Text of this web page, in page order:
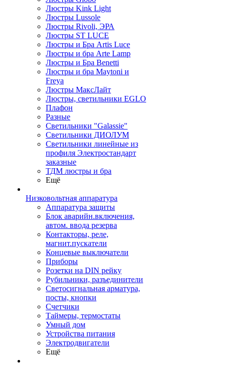
Люстры Kink Light
Люстры Lussole
Люстры Rivoli, ЭРА
Люстры ST LUCE
Люстры и Бра Artis Luce
Люстры и бра Arte Lamp
Люстры и Бра Benetti
Люстры и бра Maytoni и
Freya
Люстры МаксЛайт
Люстры, светильники EGLO
Плафон
Разные
Светильники "Galassie"
Светильники ДИОЛУМ
Светильники линейные из
профиля Электростандарт
заказные
ТДМ люстры и бра
Ещё
Низковольтная аппаратура
Аппаратура защиты
Блок аварийн.включения,
автом. ввода резерва
Контакторы, реле,
магнит.пускатели
Концевые выключатели
Приборы
Розетки на DIN рейку
Рубильники, разъединители
Светосигнальная арматура,
посты, кнопки
Счетчики
Таймеры, термостаты
Умный дом
Устройства питания
Электродвигатели
Ещё